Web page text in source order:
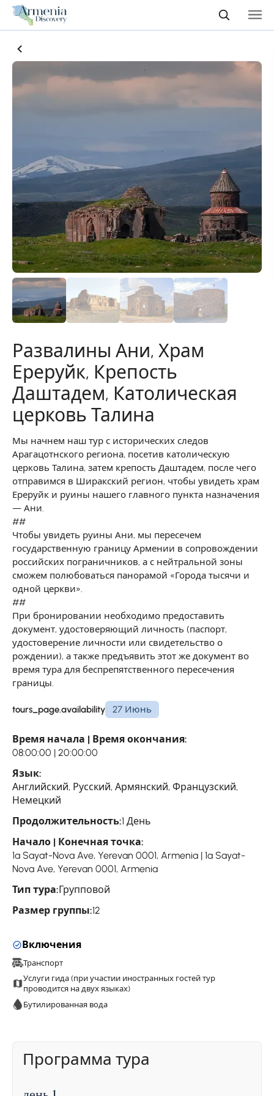
Развалины Ани, Храм
Ереруйк, Крепость
Даштадем, Католическая
церковь Талина
Мы начнем наш тур с исторических следов
Арагацотнского региона, посетив католическую
церковь Талина, затем крепость Даштадем, после чего
отправимся в Ширакский регион, чтобы увидеть храм
Ереруйк и руины нашего главного пункта назначения
— Ани.
##
Чтобы увидеть руины Ани, мы пересечем
государственную границу Армении в сопровождении
российских пограничников, а с нейтральной зоны
сможем полюбоваться панорамой «Города тысячи и
одной церкви».
##
При бронировании необходимо предоставить
документ, удостоверяющий личность (паспорт,
удостоверение личности или свидетельство о
рождении), а также предъявить этот же документ во
время тура для беспрепятственного пересечения
границы.
tours_page.availability 27 Июнь
Время начала | Время окончания:
08:00:00 | 20:00:00
Язык:
Английский, Русский, Армянский, Французский,
Немецкий
Продолжительность:1 День
Начало | Конечная точка:
1a Sayat-Nova Ave, Yerevan 0001, Armenia | 1a Sayat-
Nova Ave, Yerevan 0001, Armenia
Тип тура: Групповой
Размер группы:12
Включения
Транспорт
Услуги гида (при участии иностранных гостей тур
проводится на двух языках)
Бутилированная вода
Программа тура